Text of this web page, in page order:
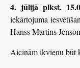
4. jūlijā plkst.
iekārtojuma
Hanss Martins
Aicinām ikvienu būt